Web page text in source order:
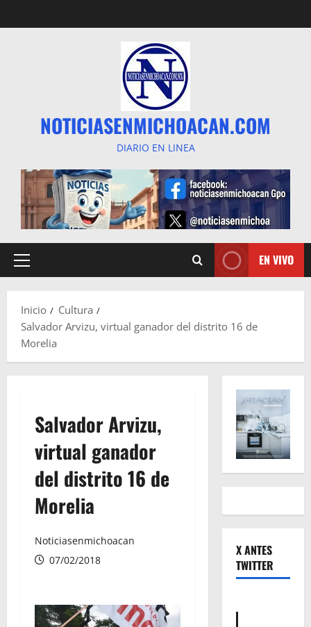
al
NOTICIASENMICHOACAN.COM
DIARIO EN LINEA
Menú
EN VIVO
Inicio
Cultura
Salvador Arvizu, virtual ganador del distrito 16 de
Morelia
Salvador Arvizu,
virtual ganador
del distrito 16 de
Morelia
Noticiasenmichoacan
07/02/2018
X ANTES
TWITTER